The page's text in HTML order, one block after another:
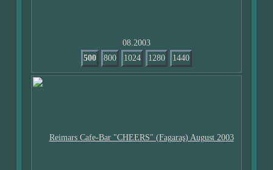
08.2003
500
800 1024 1280 1440